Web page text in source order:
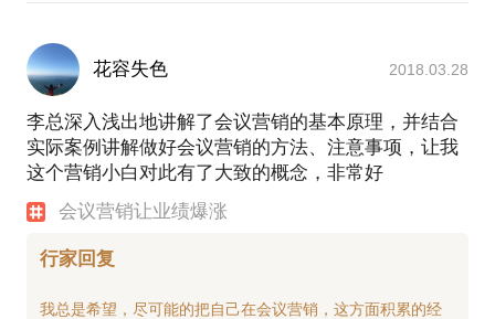
花容失色 2018.03.28
李总深入浅出地讲解了会议营销的基本原理，并结合
实际案例讲解做好会议营销的方法、注意事项，让我
这个营销小白对此有了大致的概念，非常好
会议营销让业绩爆涨
行家回复
我总是希望，尽可能的把自己在会议营销，这方面积累的经